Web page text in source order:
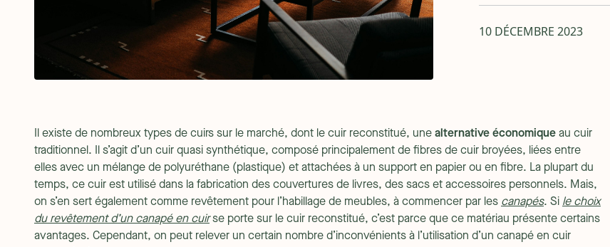
10 DÉCEMBRE 2023
Il existe de nombreux types de cuirs sur le marché, dont le cuir reconstitué, une alternative économique au cuir
traditionnel. Il s’agit d’un cuir quasi synthétique, composé principalement de fibres de cuir broyées, liées entre
elles avec un mélange de polyuréthane (plastique) et attachées à un support en papier ou en fibre. La plupart du
temps, ce cuir est utilisé dans la fabrication des couvertures de livres, des sacs et accessoires personnels. Mais,
on s’en sert également comme revêtement pour l’habillage de meubles, à commencer par les canapés. Si le choix
du revêtement d’un canapé en cuirse porte sur le cuir reconstitué, c’est parce que ce matériau présente certains
avantages. Cependant, on peut relever un certain nombre d’inconvénients à l’utilisation d’un canapé en cuir